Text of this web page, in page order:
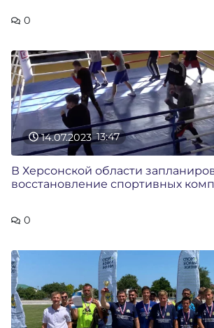
0
14.07.2023 13:47
В Херсонской области
восстановление спортивных
0